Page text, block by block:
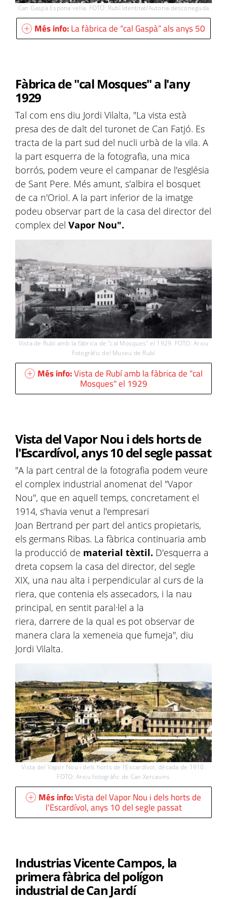
Can Gaspà Espona vella. FOTO: Rubí Identitat/Autoria desconeguda
Més info:La fàbrica de “cal Gaspà” als anys 50
Fàbrica de "cal Mosques" a l'any
1929
Tal com ens diu Jordi Vilalta, "La vista està
presa des de dalt del turonet de Can Fatjó. Es
tracta de la part sud del nucli urbà de la vila. A
la part esquerra de la fotografia, una mica
borrós, podem veure el campanar de l'església
de Sant Pere. Més amunt, s'albira el bosquet
de ca n'Oriol. A la part inferior de la imatge
podeu observar part de la casa del director del
complex del Vapor Nou".
Vista de Rubí amb la fàbrica de "cal Mosques" el 1929. FOTO: Arxiu
Fotogràfic del Museu de Rubí
Més info:Vista de Rubí amb la fàbrica de "cal
Mosques" el 1929
Vista del Vapor Nou i dels horts de
l'Escardívol, anys 10 del segle passat
"A la part central de la fotografia podem veure
el complex industrial anomenat del "Vapor
Nou", que en aquell temps, concretament el
1914, s'havia venut a l'empresari
Joan Bertrand per part del antics propietaris,
els germans Ribas. La fàbrica continuaria amb
la producció de material tèxtil. D'esquerra a
dreta copsem la casa del director, del segle
XIX, una nau alta i perpendicular al curs de la
riera, que contenia els assecadors, i la nau
principal, en sentit paral·lel a la
riera, darrere de la qual es pot observar de
manera clara la xemeneia que fumeja", diu
Jordi Vilalta.
Vista del Vapor Nou i dels horts de l'Escardívol, dècada de 1910.
FOTO: Arxiu fotogràfic de Can Xercavins
Més info:Vista del Vapor Nou i dels horts de
l'Escardívol, anys 10 del segle passat
Industrias Vicente Campos, la
primera fàbrica del polígon
industrial de Can Jardí